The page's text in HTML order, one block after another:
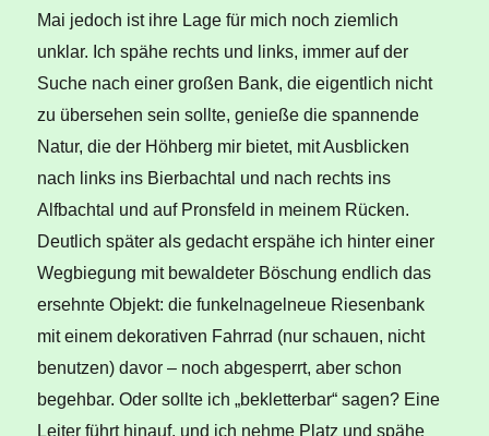
Mai jedoch ist ihre Lage für mich noch ziemlich
unklar. Ich spähe rechts und links, immer auf der
Suche nach einer großen Bank, die eigentlich nicht
zu übersehen sein sollte, genieße die spannende
Natur, die der Höhberg mir bietet, mit Ausblicken
nach links ins Bierbachtal und nach rechts ins
Alfbachtal und auf Pronsfeld in meinem Rücken.
Deutlich später als gedacht erspähe ich hinter einer
Wegbiegung mit bewaldeter Böschung endlich das
ersehnte Objekt: die funkelnagelneue Riesenbank
mit einem dekorativen Fahrrad (nur schauen, nicht
benutzen) davor – noch abgesperrt, aber schon
begehbar. Oder sollte ich „bekletterbar“ sagen? Eine
Leiter führt hinauf, und ich nehme Platz und spähe